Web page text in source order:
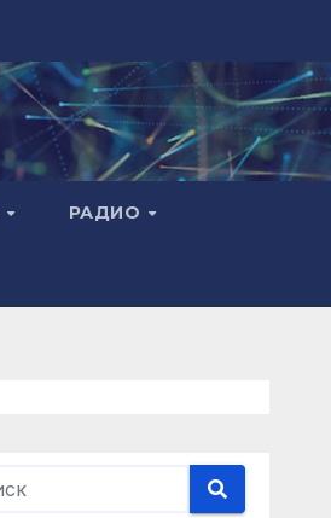
РАДИО